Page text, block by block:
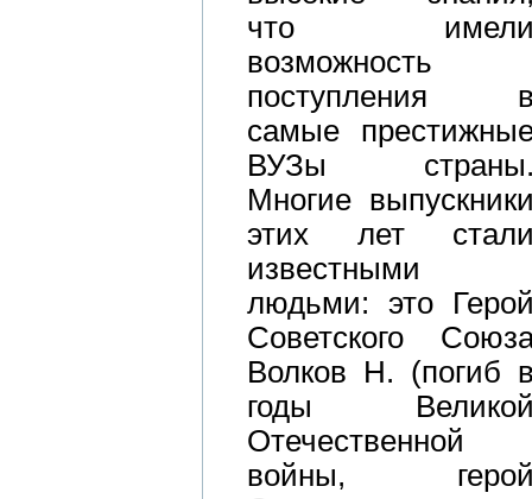
что
возможность
поступления
самые
ВУЗы
Многие
этих лет
известными
людьми: это
Советского
Волков Н. (погиб
годы
Отечественной
войны,